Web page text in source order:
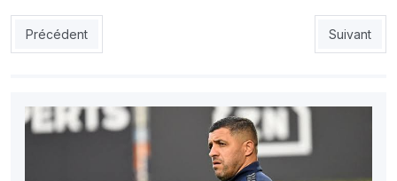
Article précédent : CRB 0-US Monastir 0 : Pas de but, mais
Précédent Article
Suivant